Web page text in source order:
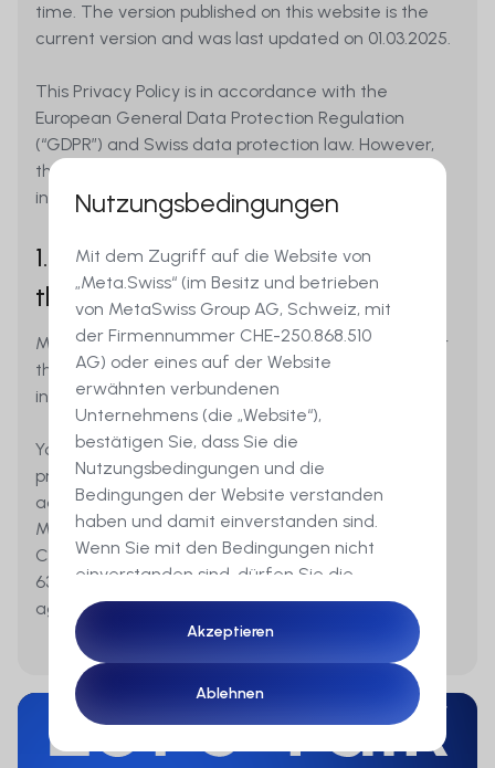
Nutzungsbedingungen
Mit dem Zugriff auf die Website von
„Meta.Swiss“ (im Besitz und betrieben
von MetaSwiss Group AG, Schweiz, mit
der Firmennummer CHE-250.868.510
AG) oder eines auf der Website
erwähnten verbundenen
Unternehmens (die „Website“),
bestätigen Sie, dass Sie die
Nutzungsbedingungen und die
Bedingungen der Website verstanden
haben und damit einverstanden sind.
Wenn Sie mit den Bedingungen nicht
einverstanden sind, dürfen Sie die
Website nicht aufrufen. Der Inhalt dieser
Website ist Werbung für
Finanzinstrumente. Diese Website
verwendet Cookies, um Ihnen ein
optimales Erlebnis auf unserer Website
Akzeptieren
Akzeptieren
Ablehnen
Ablehnen
time. The version published on this website is the
current version and was last updated on 01.03.2025.
This Privacy Policy is in accordance with the
European General Data Protection Regulation
(“GDPR”) and Swiss data protection law. However,
the applicability of these laws depends on the
individual case.
1. Who is responsible for processing
the data?
MetaSwiss is responsible for data processing under
this Privacy Policy, unless otherwise communicated
in individual cases.
You may contact MetaSwiss in the event of data
protection concerns and to exercise your rights in
accordance with section 8 as follows:
MetaSwiss Group AG,
Chamerstrasse 172,
6300 Zug, Switzerland
ag@meta.swiss